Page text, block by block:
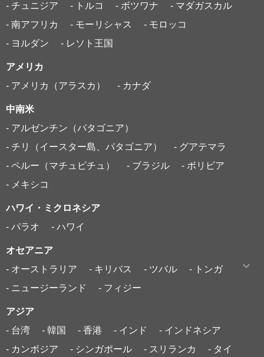
- チュニジア
- トルコ - ボツワナ
- マダガスカル
- 南アフリカ
- モーリシャス
- モロッコ
- ヨルダン
- レソト王国
アメリカ
- アメリカ（アラスカ）
- カナダ
中南米
- アルゼンチン（パタゴニア）
- チリ（イースター島、パタゴニア）
- グアテマラ
- ペルー（マチュピチュ）
- ブラジル
- ボリビア
- メキシコ
ハワイ・ミクロネシア
- パラオ
- ハワイ
オセアニア
- オーストラリア
- キリバス - ツバル
- トンガ
- ニュージーランド
- フィジー
アジア
- 台湾
- 韓国 - 香港 - インド
- インドネシア
- カンボジア
- シンガポール - スリランカ
- タイ